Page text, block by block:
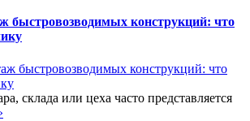
быстровозводимых конструкций: что
склада или цеха часто представляется